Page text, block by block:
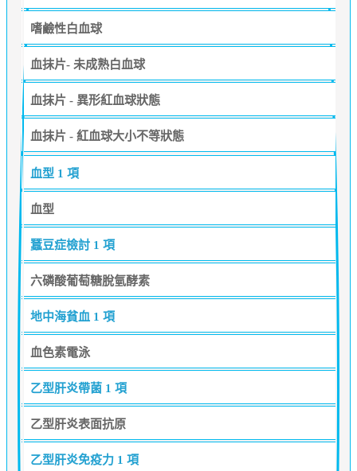
嗜鹼性白血球
血抹片- 未成熟白血球
血抹片 - 異形紅血球狀態
血抹片 - 紅血球大小不等狀態
血型 1 項
血型
蠶豆症檢討 1 項
六磷酸葡萄糖脫氫酵素
地中海貧血 1 項
血色素電泳
乙型肝炎帶菌 1 項
乙型肝炎表面抗原
乙型肝炎免疫力 1 項